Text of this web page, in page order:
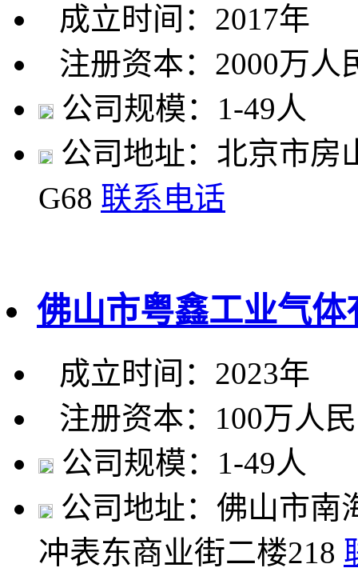
成立时间：2017年
注册资本：2000万人
公司规模：1-49人
公司地址：北京市房
G68 联系电话
佛山市粤鑫工业气体
成立时间：2023年
注册资本：100万人
公司规模：1-49人
公司地址：佛山市南
冲表东商业街二楼218